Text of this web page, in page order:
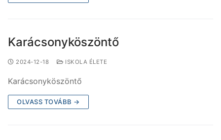
Karácsonyköszöntő
2024-12-18 ISKOLA ÉLETE
Karácsonyköszöntő
OLVASS TOVÁBB →